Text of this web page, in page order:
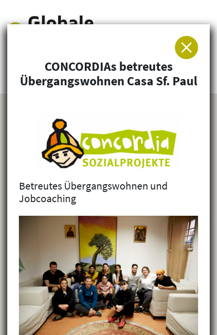
Arbeitsgemeinschaft für Entwicklung und
Humanitäre Hilfe
CONCORDIAs betreutes
Übergangswohnen Casa Sf. Paul
Betreutes Übergangswohnen und
Jobcoaching